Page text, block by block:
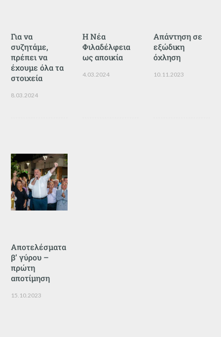
Για να
συζητάμε,
πρέπει να
έχουμε όλα τα
στοιχεία
8.03.2024
Η Νέα
Φιλαδέλφεια
ως αποικία
4.03.2024
Απάντηση σε
εξώδικη
όχληση
10.11.2023
Αποτελέσματα
β’ γύρου –
πρώτη
αποτίμηση
15.10.2023